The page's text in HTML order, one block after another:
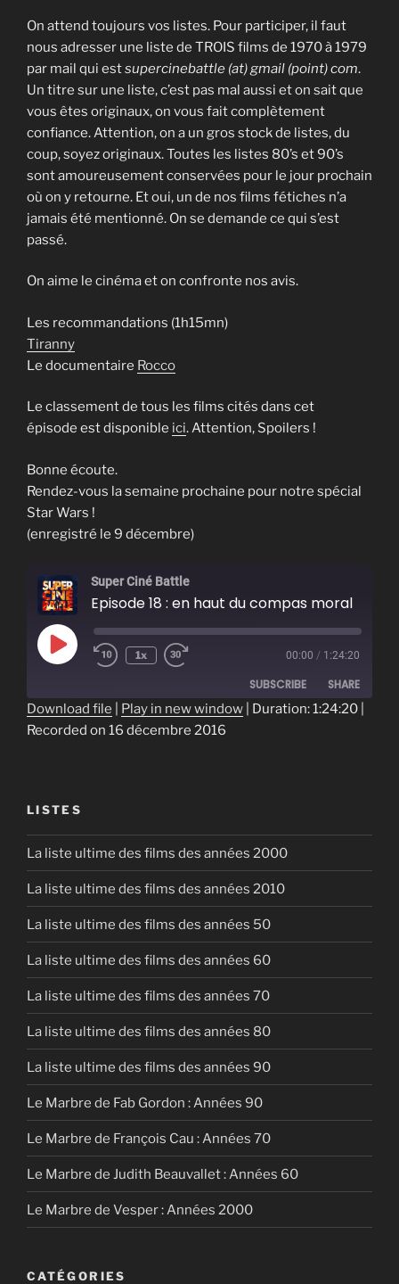
On attend toujours vos listes. Pour participer, il faut
nous adresser une liste de TROIS films de 1970 à 1979
par mail qui estsupercinebattle (at) gmail (point) com.
Un titre sur une liste, c’est pas mal aussi et on sait que
vous êtes originaux, on vous fait complètement
confiance. Attention, on a un gros stock de listes, du
coup, soyez originaux. Toutes les listes 80’s et 90’s
sont amoureusement conservées pour le jour prochain
où on y retourne. Et oui, un de nos films fétiches n’a
jamais été mentionné. On se demande ce qui s’est
passé.
On aime le cinéma et on confronte nos avis.
Les recommandations (1h15mn)
Tiranny
Le documentaire Rocco
Le classement de tous les films cités dans cet
épisode est disponible ici. Attention, Spoilers !
Bonne écoute.
Rendez-vous la semaine prochaine pour notre spécial
Star Wars !
(enregistré le 9 décembre)
Super Ciné Battle
Episode 18 : en haut du compas moral
Play
Episode
1x 00:00 / 1:24:20
SUBSCRIBE SHARE
SHARE
EMBED
Download file Play in new window Duration: 1:24:20
Recorded on 16 décembre 2016
LISTES
La liste ultime des films des années 2000
La liste ultime des films des années 2010
La liste ultime des films des années 50
La liste ultime des films des années 60
La liste ultime des films des années 70
La liste ultime des films des années 80
La liste ultime des films des années 90
Le Marbre de Fab Gordon : Années 90
Le Marbre de François Cau : Années 70
Le Marbre de Judith Beauvallet : Années 60
Le Marbre de Vesper : Années 2000
CATÉGORIES